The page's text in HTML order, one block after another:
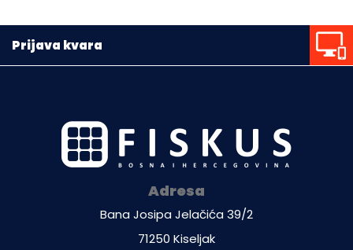
Prijava kvara
Adresa
Bana Josipa Jelačića 39/2
71250 Kiseljak